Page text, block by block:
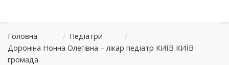
Головна / Педіатри
/
Дороніна Нонна Олегівна – лікар педіатр КИЇВ КИЇВ
громада